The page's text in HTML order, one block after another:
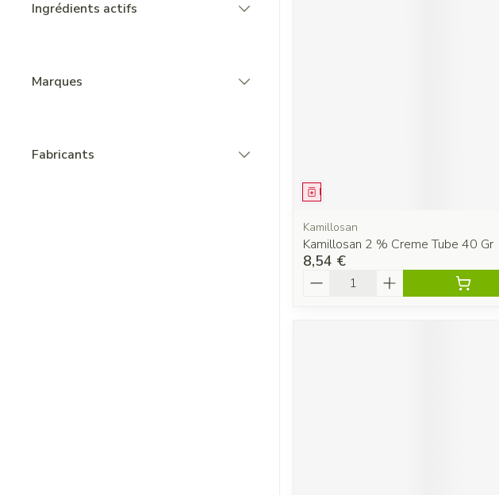
Ingrédients actifs
Marques
Fabricants
Médicament
Kamillosan
Kamillosan 2 % Creme Tube 40 Gr
8,54 €
Quantité